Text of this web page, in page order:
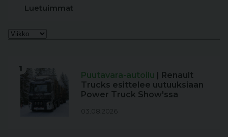
Luetuimmat
1
Puutavara-autoilu | Renault
Trucks esittelee uutuuksiaan
Power Truck Show'ssa
03.08.2026